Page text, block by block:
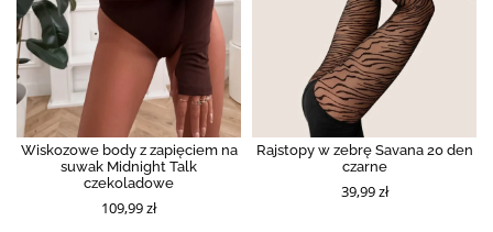
Wiskozowe body z zapięciem na
suwak Midnight Talk
czekoladowe
109,99 zł
Rajstopy w zebrę Savana 20 den
czarne
39,99 zł